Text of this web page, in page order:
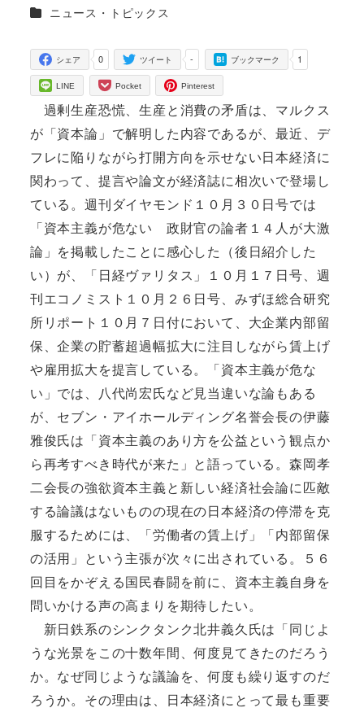
カテゴリー
ニュース・トピックス
0
シェア -
ツイート 1
ブックマーク
LINE Pocket Pinterest
過剰生産恐慌、生産と消費の矛盾は、マルクス
が「資本論」で解明した内容であるが、最近、デ
フレに陥りながら打開方向を示せない日本経済に
関わって、提言や論文が経済誌に相次いで登場し
ている。週刊ダイヤモンド１０月３０日号では
「資本主義が危ない 政財官の論者１４人が大激
論」を掲載したことに感心した（後日紹介した
い）が、「日経ヴァリタス」１０月１７日号、週
刊エコノミスト１０月２６日号、みずほ総合研究
所リポート１０月７日付において、大企業内部留
保、企業の貯蓄超過幅拡大に注目しながら賃上げ
や雇用拡大を提言している。「資本主義が危な
い」では、八代尚宏氏など見当違いな論もある
が、セブン・アイホールディング名誉会長の伊藤
雅俊氏は「資本主義のあり方を公益という観点か
ら再考すべき時代が来た」と語っている。森岡孝
二会長の強欲資本主義と新しい経済社会論に匹敵
する論議はないものの現在の日本経済の停滞を克
服するためには、「労働者の賃上げ」「内部留保
の活用」という主張が次々に出されている。５６
回目をかぞえる国民春闘を前に、資本主義自身を
問いかける声の高まりを期待したい。
新日鉄系のシンクタンク北井義久氏は「同じよ
うな光景をこの十数年間、何度見てきたのだろう
か。なぜ同じような議論を、何度も繰り返すのだ
ろうか。その理由は、日本経済にとって最も重要